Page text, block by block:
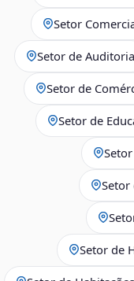
Setor
Setor de Auditoria
Setor de
Setor de
Setor
Setor de